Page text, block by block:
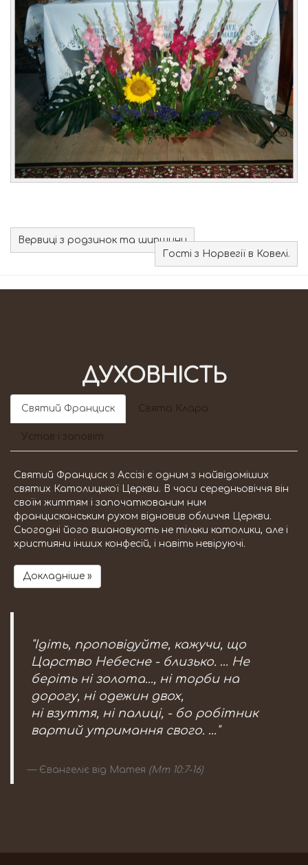
Вервиці з родзинок та шипшини
Гості з Норвегії в Ковелі.
ДУХОВНІСТЬ
Святий Франциск Свята Клара
Устав і заповіт
Святий Франциск з Ассізі є одним з найвідоміших
святих Католицької Церкви. В часи середньовіччя він
своїм життям і започаткованим ним
францисканським рухом відновив обличчя Церкви.
Сьогодні його вшановують не тільки католики, але і
християни інших конфесій, і навіть невіруючі.
Докладніше »
"Ідіть, проповідуйте, кажучи, що
Царство Небесне - близько. … Не
беріть ні золота..., ні торби на
дорогу, ні одежин двох,
ні взуття, ні палиці, - бо робітник
вартий утримання свого. …"
Євангеліє від Матея (Мт 10:7-16)